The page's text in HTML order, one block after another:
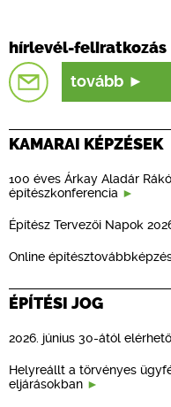
hírlevél-feliratkozás
tovább
KAMARAI KÉPZÉSEK
100 éves Árkay Aladár
építészkonferencia
Építész Tervezői Napok
Online
ÉPÍTÉSI JOG
2026. június 30-ától
Helyreállt a törvényes
eljárásokban